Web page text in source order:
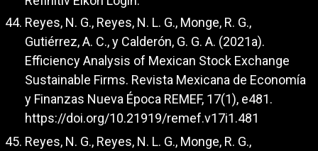
Reyes, N. G., Reyes, N. L. G., Monge, R. G.,
Gutiérrez, A. C., y Calderón, G. G. A. (2021a).
Efficiency Analysis of Mexican Stock Exchange
Sustainable Firms. Revista Mexicana de Economía
y Finanzas Nueva Época REMEF, 17(1), e481.
https://doi.org/10.21919/remef.v17i1.481
Reyes, N. G., Reyes, N. L. G., Monge, R. G.,